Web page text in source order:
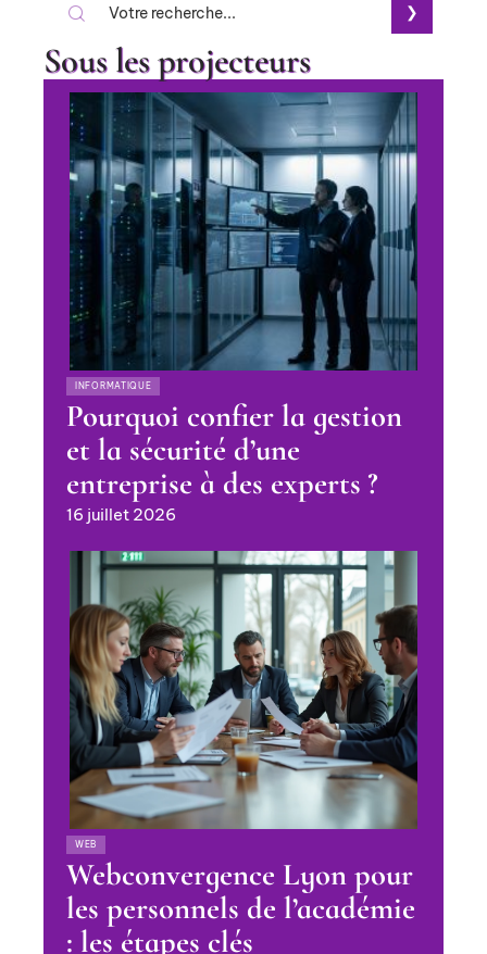
Sous les projecteurs
INFORMATIQUE
Pourquoi confier la gestion
et la sécurité d’une
entreprise à des experts ?
16 juillet 2026
WEB
Webconvergence Lyon pour
les personnels de l’académie
: les étapes clés